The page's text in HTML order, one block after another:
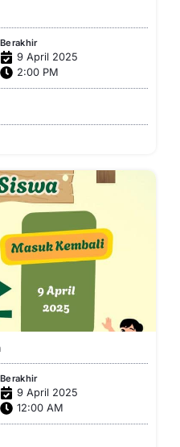
Berakhir
9 April 2025
2:00 PM
Berakhir
9 April 2025
12:00 AM